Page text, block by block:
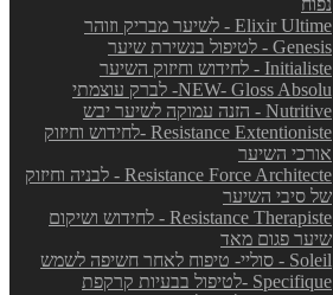
נפוח
Elixir Ultime - לשיער מבריק וזוהר
Genesis - לטיפול בנשירת שיער
Initialiste - לחידוש וחיזוק השיער
NEW- Gloss Absolu- לברק עוצמתי
Nutritive - הזנה עמוקה לשיער יבש
Resistance Extentioniste -לחידוש וחיזוק
אורכי השיער
Resistance Force Architecte - לבניה וחיזוק
של סיבי השיער
Resistance Therapiste - לחידוש ושיקום
שיער פגום מאד
Soleil - סוליי- טיפוח לאחר חשיפה לשמש
Specifique -לטיפול בבעיות קרקפת